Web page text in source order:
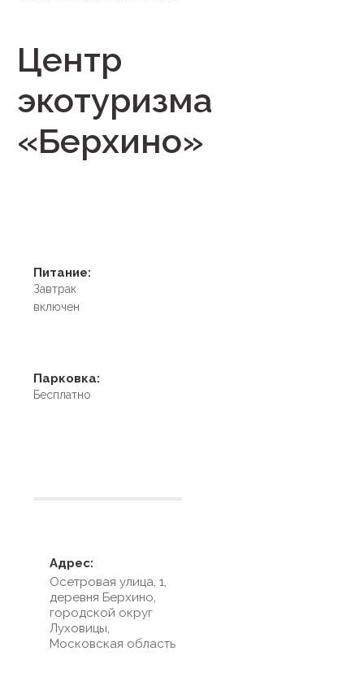
Центр
экотуризма
«Берхино»
Питание:
Завтрак
включен
Парковка:
Бесплатно
Адрес:
Осетровая улица, 1,
деревня Берхино,
городской округ
Луховицы,
Московская область